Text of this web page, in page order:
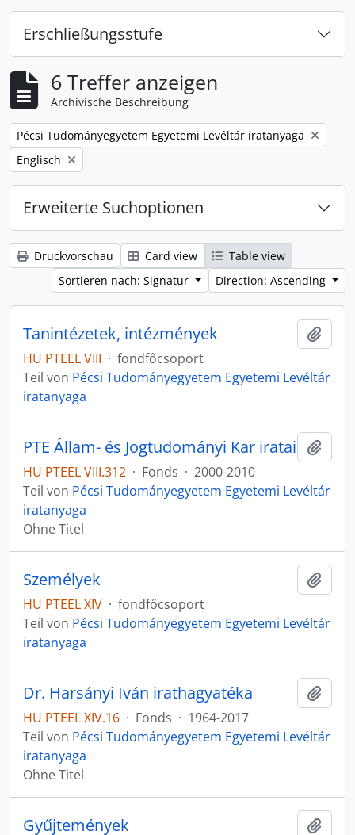
Erschließungsstufe
6 Treffer anzeigen
Archivische Beschreibung
Remove filter:
Pécsi Tudományegyetem Egyetemi Levéltár iratanyaga
Remove filter:
Englisch
Erweiterte Suchoptionen
Druckvorschau Card view
Table view
Sortieren nach: Signatur
Direction: Ascending
Tanintézetek, intézmények
HU PTEEL VIII · fondfőcsoport
Teil von Pécsi Tudományegyetem Egyetemi Levéltár
iratanyaga
PTE Állam- és Jogtudományi Kar iratai
HU PTEEL VIII.312 · Fonds · 2000-2010
Teil von Pécsi Tudományegyetem Egyetemi Levéltár
iratanyaga
Ohne Titel
Személyek
HU PTEEL XIV · fondfőcsoport
Teil von Pécsi Tudományegyetem Egyetemi Levéltár
iratanyaga
Dr. Harsányi Iván irathagyatéka
HU PTEEL XIV.16 · Fonds · 1964-2017
Teil von Pécsi Tudományegyetem Egyetemi Levéltár
iratanyaga
Ohne Titel
Gyűjtemények